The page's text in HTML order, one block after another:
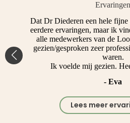
Ervaringen
Dat Dr Diederen een hele
eerdere ervaringen, maar ik
alle medewerkers van de
gezien/gesproken zeer
waren.
Ik voelde mij gezien.
- Eva
Lees meer